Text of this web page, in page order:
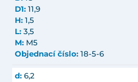
D1: 11,9
H: 1,5
L: 3,5
M: M5
Objednací číslo: 18-5-6
d: 6,2